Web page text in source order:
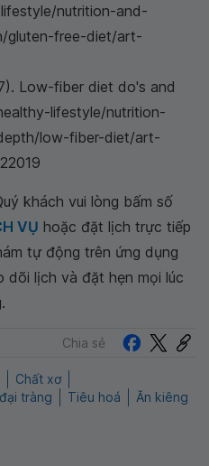
nutrition-and-
gluten-free-diet/art-
Low-fiber diet do's and
lifestyle/nutrition-
low-fiber-diet/art-
khách vui lòng bấm số
VỤ hoặc đặt lịch trực tiếp
tự động trên ứng dụng
dõi lịch và đặt hẹn mọi lúc
Chia sẻ
Chất xơ
tràng Tiêu hoá Ăn kiêng